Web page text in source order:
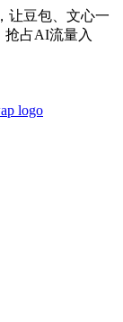
让豆包、文心一
抢占AI流量入